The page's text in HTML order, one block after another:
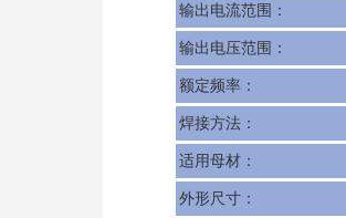
输出电流范围：
输出电压范围：
额定频率：
焊接方法：
适用母材：
外形尺寸：